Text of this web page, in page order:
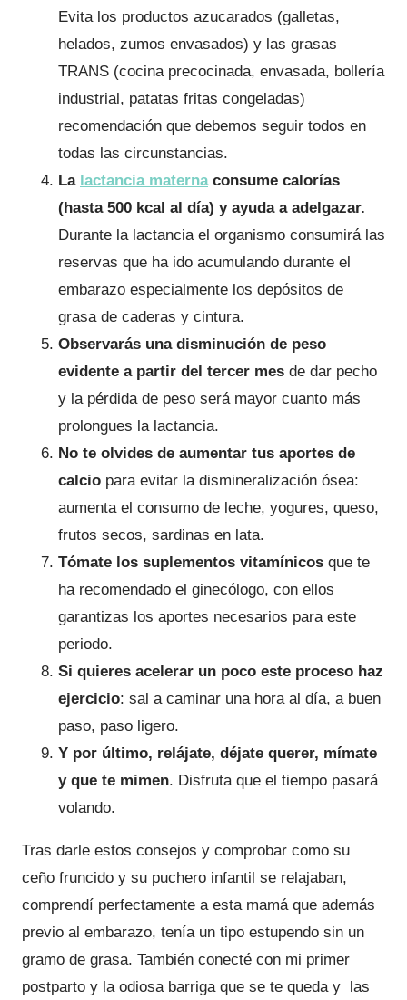
Evita los productos azucarados (galletas,
helados, zumos envasados) y las grasas
TRANS (cocina precocinada, envasada, bollería
industrial, patatas fritas congeladas)
recomendación que debemos seguir todos en
todas las circunstancias.
La lactancia maternaconsume calorías
(hasta 500 kcal al día) y ayuda a adelgazar.
Durante la lactancia el organismo consumirá las
reservas que ha ido acumulando durante el
embarazo especialmente los depósitos de
grasa de caderas y cintura.
Observarás una disminución de peso
evidente a partir del tercer mes de dar pecho
y la pérdida de peso será mayor cuanto más
prolongues la lactancia.
No te olvides de aumentar tus aportes de
calcio para evitar la dismineralización ósea:
aumenta el consumo de leche, yogures, queso,
frutos secos, sardinas en lata.
Tómate los suplementos vitamínicos que te
ha recomendado el ginecólogo, con ellos
garantizas los aportes necesarios para este
periodo.
Si quieres acelerar un poco este proceso haz
ejercicio: sal a caminar una hora al día, a buen
paso, paso ligero.
Y por último, relájate, déjate querer, mímate
y que te mimen. Disfruta que el tiempo pasará
volando.
Tras darle estos consejos y comprobar como su
ceño fruncido y su puchero infantil se relajaban,
comprendí perfectamente a esta mamá que además
previo al embarazo, tenía un tipo estupendo sin un
gramo de grasa. También conecté con mi primer
postparto y la odiosa barriga que se te queda y las